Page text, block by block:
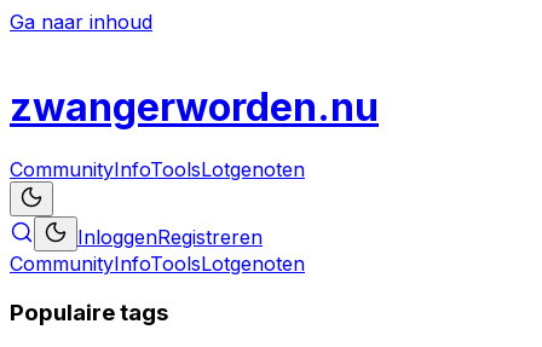
Ga naar inhoud
zwangerworden.nu
CommunityInfoToolsLotgenoten
InloggenRegistreren
CommunityInfoToolsLotgenoten
Populaire tags